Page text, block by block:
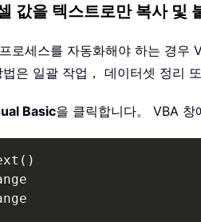
값을 텍스트로만 복사 및
로세스를 자동화해야 하는 경
은 일괄 작업， 데이터셋 정리
Basic을 클릭합니다。 VBA 창
( )